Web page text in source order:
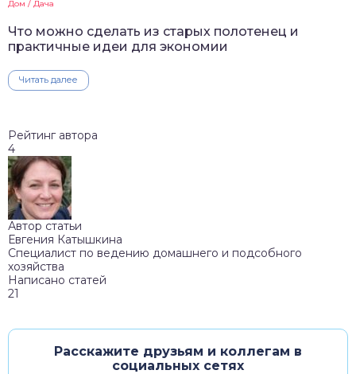
Дом / Дача
Что можно сделать из старых полотенец и
практичные идеи для экономии
Читать далее
Рейтинг автора
4
Автор статьи
Евгения Катышкина
Специалист по ведению домашнего и подсобного
хозяйства
Написано статей
21
Расскажите друзьям и коллегам в
социальных сетях